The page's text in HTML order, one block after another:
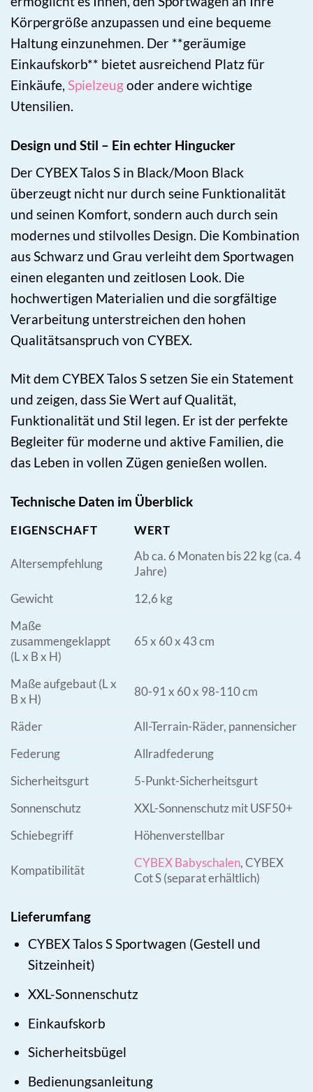
Körpergröße anzupassen und eine bequeme
Haltung einzunehmen. Der **geräumige
Einkaufskorb** bietet ausreichend Platz für
Einkäufe, Spielzeugoder andere wichtige
Utensilien.
Design und Stil – Ein echter Hingucker
Der CYBEX Talos S in Black/Moon Black
überzeugt nicht nur durch seine Funktionalität
und seinen Komfort, sondern auch durch sein
modernes und stilvolles Design. Die Kombination
aus Schwarz und Grau verleiht dem Sportwagen
einen eleganten und zeitlosen Look. Die
hochwertigen Materialien und die sorgfältige
Verarbeitung unterstreichen den hohen
Qualitätsanspruch von CYBEX.
Mit dem CYBEX Talos S setzen Sie ein Statement
und zeigen, dass Sie Wert auf Qualität,
Funktionalität und Stil legen. Er ist der perfekte
Begleiter für moderne und aktive Familien, die
das Leben in vollen Zügen genießen wollen.
Technische Daten im Überblick
EIGENSCHAFT WERT
Altersempfehlung
Ab ca. 6 Monaten bis 22 kg (ca. 4
Jahre)
Gewicht
12,6 kg
Maße
zusammengeklappt
(L x B x H)
65 x 60 x 43 cm
Maße aufgebaut (L x
B x H)
80-91 x 60 x 98-110 cm
Räder
All-Terrain-Räder, pannensicher
Federung
Allradfederung
Sicherheitsgurt
5-Punkt-Sicherheitsgurt
Sonnenschutz
XXL-Sonnenschutz mit USF50+
Schiebegriff
Höhenverstellbar
Kompatibilität
CYBEX Babyschalen, CYBEX
Cot S (separat erhältlich)
Lieferumfang
CYBEX Talos S Sportwagen (Gestell und
Sitzeinheit)
XXL-Sonnenschutz
Einkaufskorb
Sicherheitsbügel
Bedienungsanleitung